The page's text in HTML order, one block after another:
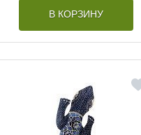
В КОРЗИНУ